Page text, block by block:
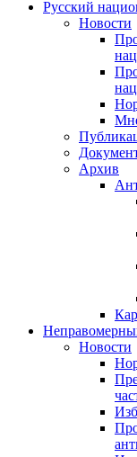
Русский
Новости
Архив
Новости